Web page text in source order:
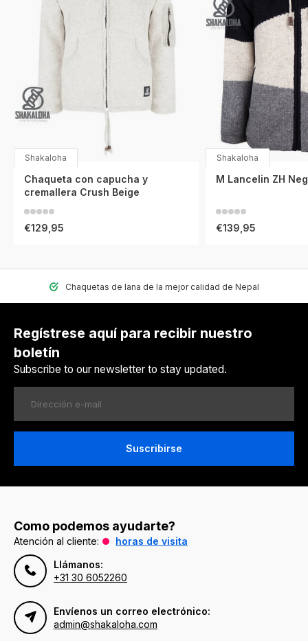
Shakaloha
Chaqueta con capucha y
cremallera Crush Beige
€129,95
Shakaloha
M Lancelin ZH
€139,95
Chaquetas de lana de la mejor calidad de Nepal
Regístrese aquí para recibir nuestro
boletín
Subscribe to our newsletter to stay updated.
Suscribirse
Como podemos ayudarte?
Atención al cliente:
horas de visita
Llámanos:
+31 30 6052260
Envíenos un correo electrónico:
admin@shakaloha.com